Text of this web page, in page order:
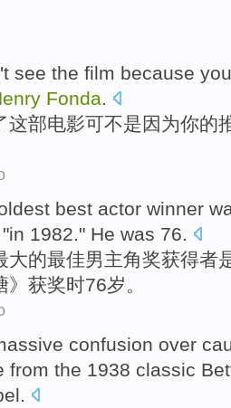
see the film because you
Fonda.
这部电影可不是因为你的
best actor winner
"in 1982." He was 76.
大的最佳男主角奖获得者
》获奖时76岁。
confusion over
from the 1938 classic